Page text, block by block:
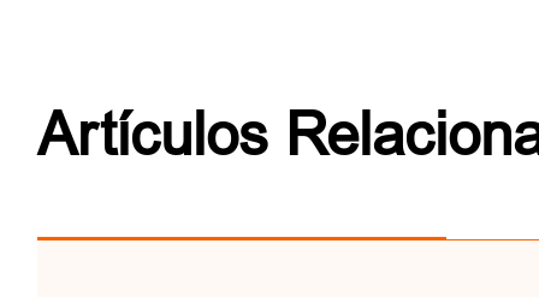
Artículos